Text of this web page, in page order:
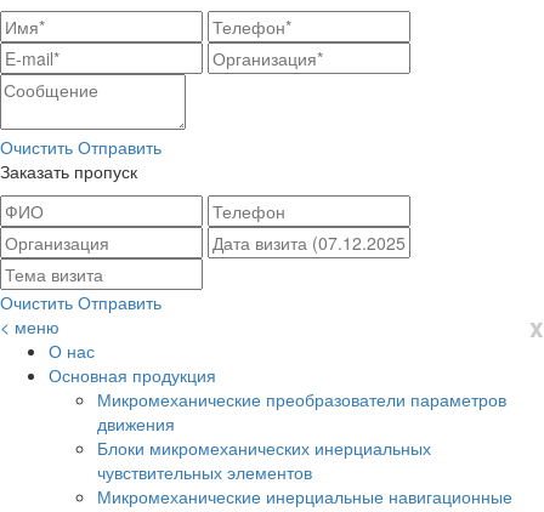
Очистить Отправить
Заказать пропуск
Очистить Отправить
x
< меню
О нас
Основная продукция
Микромеханические преобразователи параметров
движения
Блоки микромеханических инерциальных
чувствительных элементов
Микромеханические инерциальные навигационные